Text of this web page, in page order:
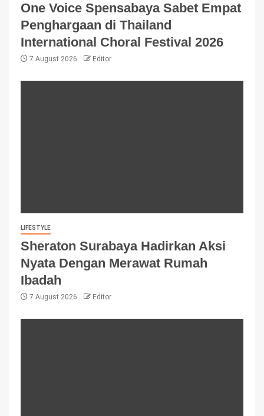
One Voice Spensabaya Sabet Empat
Penghargaan di Thailand
International Choral Festival 2026
7 August 2026 Editor
LIFESTYLE
Sheraton Surabaya Hadirkan Aksi
Nyata Dengan Merawat Rumah
Ibadah
7 August 2026 Editor